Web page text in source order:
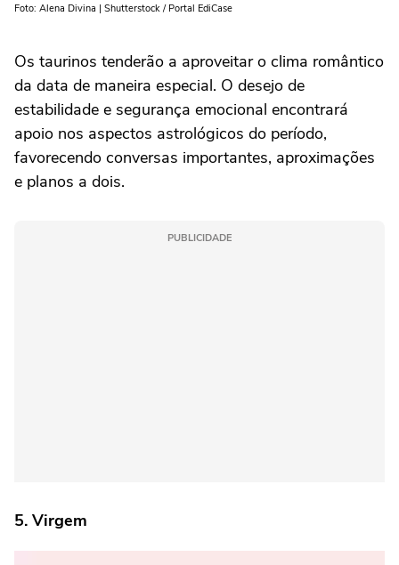
Foto: Alena Divina | Shutterstock / Portal EdiCase
Os taurinos tenderão a aproveitar o clima romântico
da data de maneira especial. O desejo de
estabilidade e segurança emocional encontrará
apoio nos aspectos astrológicos do período,
favorecendo conversas importantes, aproximações
e planos a dois.
PUBLICIDADE
5. Virgem